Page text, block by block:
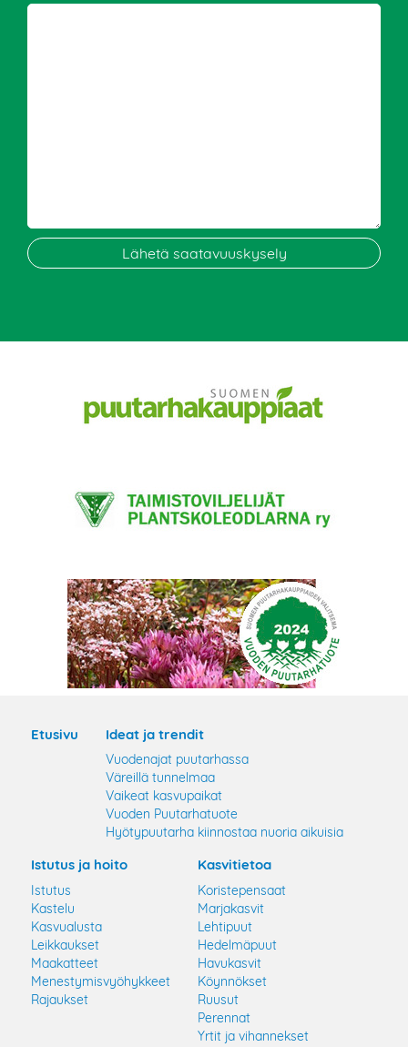
Etusivu Ideat ja trendit
Vuodenajat puutarhassa
Väreillä tunnelmaa
Vaikeat kasvupaikat
Vuoden Puutarhatuote
Hyötypuutarha kiinnostaa nuoria aikuisia
Istutus ja hoito
Istutus
Kastelu
Kasvualusta
Leikkaukset
Maakatteet
Menestymisvyöhykkeet
Rajaukset
Kasvitietoa
Koristepensaat
Marjakasvit
Lehtipuut
Hedelmäpuut
Havukasvit
Köynnökset
Ruusut
Perennat
Yrtit ja vihannekset